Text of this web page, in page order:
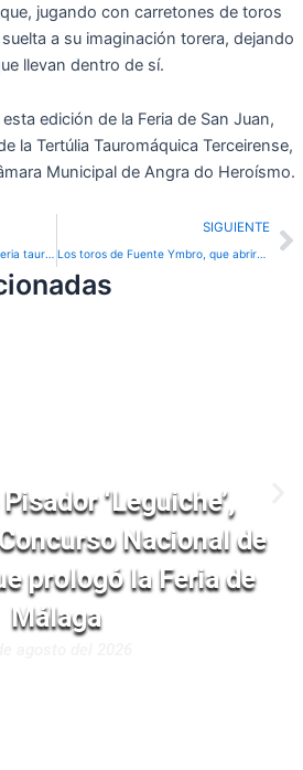
jugando con carretones de toros
a su imaginación torera, dejando
llevan dentro de sí.
edición de la Feria de San Juan,
la Tertúlia Tauromáquica Terceirense,
Municipal de Angra do Heroísmo.
Tauroemoción presentará la feria taurina de Málaga en una gran gala el 7 de julio
SIGUIENTE
Los toros de Fuente Ymbro, que abrirán las corridas de la Feria del Toro, ya se encuentran en los Corrales del Gas
‘Leguiche’,
Nacional de
prologó la Feria de
Málaga